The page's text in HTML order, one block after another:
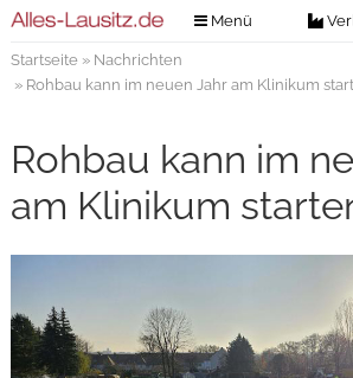
Menü
Verlag
Kontakt
Anzeigensuche
Digitale
Startseite» Nachrichten
» Rohbau kann im neuen Jahr am Klinikum
Rohbau kann im
am Klinikum